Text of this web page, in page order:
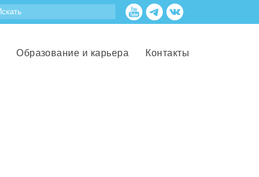
Образование и карьера Контакты